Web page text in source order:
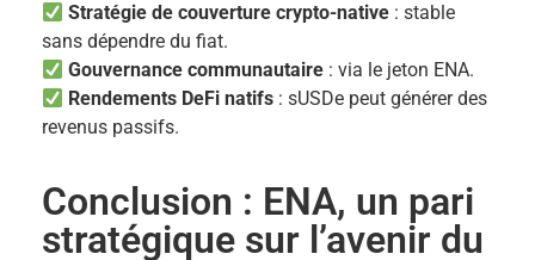
Stratégie de couverture crypto-native : stable
sans dépendre du fiat.
Gouvernance communautaire : via le jeton ENA.
Rendements DeFi natifs : sUSDe peut générer des
revenus passifs.
Conclusion : ENA, un pari
stratégique sur l’avenir du